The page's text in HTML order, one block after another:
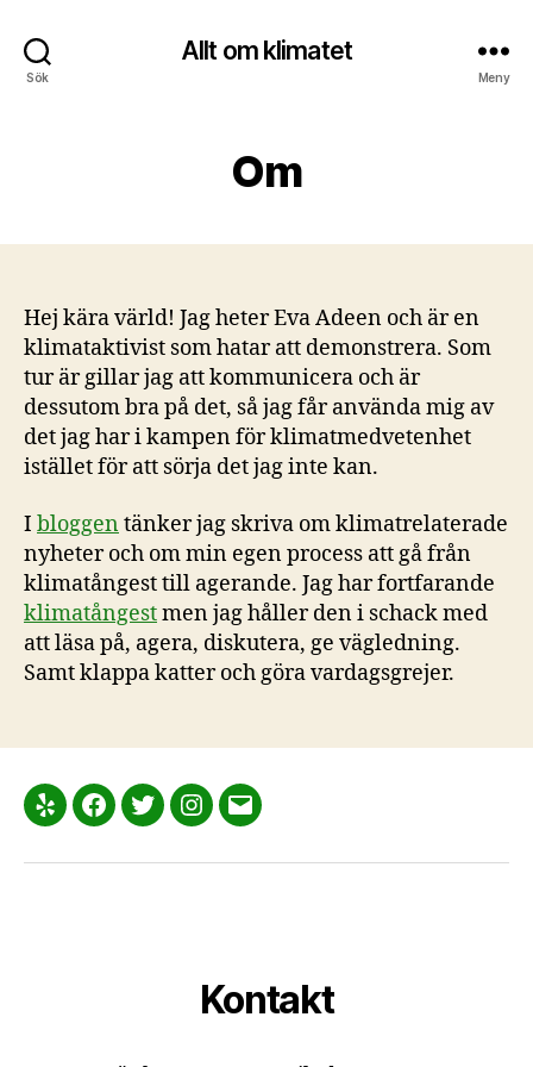
Sök
Allt om klimatet
Meny
Om
Hej kära värld! Jag heter Eva Adeen och är en
klimataktivist som hatar att demonstrera. Som
tur är gillar jag att kommunicera och är
dessutom bra på det, så jag får använda mig av
det jag har i kampen för klimatmedvetenhet
istället för att sörja det jag inte kan.
I bloggen tänker jag skriva om klimatrelaterade
nyheter och om min egen process att gå från
klimatångest till agerande. Jag har fortfarande
klimatångestmen jag håller den i schack med
att läsa på, agera, diskutera, ge vägledning.
Samt klappa katter och göra vardagsgrejer.
Yelp Facebook
TwitterInstagram
E-
Kontakt